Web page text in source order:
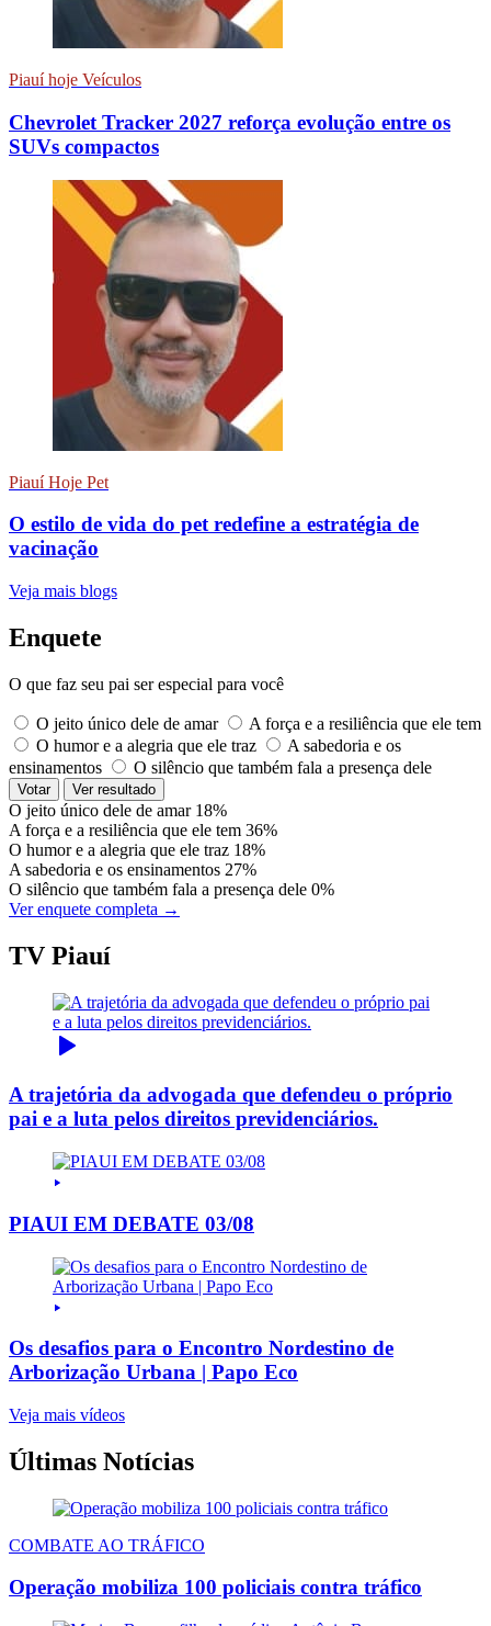
Piauí hoje Veículos
Chevrolet Tracker 2027 reforça evolução entre os
SUVs compactos
Piauí Hoje Pet
O estilo de vida do pet redefine a estratégia de
vacinação
Veja mais blogs
Enquete
O que faz seu pai ser especial para você
O jeito único dele de amar
A força e a resiliência que ele tem
O humor e a alegria que ele traz
A sabedoria e os
ensinamentos
O silêncio que também fala a presença dele
Votar Ver resultado
O jeito único dele de amar 18%
A força e a resiliência que ele tem 36%
O humor e a alegria que ele traz 18%
A sabedoria e os ensinamentos 27%
O silêncio que também fala a presença dele 0%
Ver enquete completa →
TV Piauí
A trajetória da advogada que defendeu o próprio
pai e a luta pelos direitos previdenciários.
PIAUI EM DEBATE 03/08
Os desafios para o Encontro Nordestino de
Arborização Urbana | Papo Eco
Veja mais vídeos
Últimas Notícias
COMBATE AO TRÁFICO
Operação mobiliza 100 policiais contra tráfico